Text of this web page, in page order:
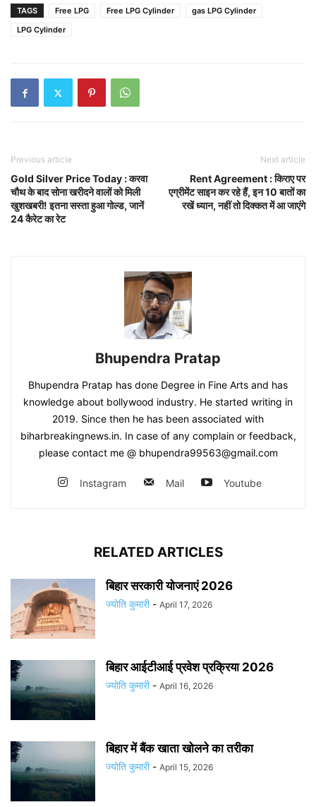
TAGS Free LPG Free LPG Cylinder
gas LPG Cylinder
LPG Cylinder
Previous article
Gold Silver Price Today : करवा
चौथ के बाद सोना खरीदने वालों को मिली
खुशखबरी! इतना सस्ता हुआ गोल्ड, जानें
24 कैरेट का रेट
Next article
Rent Agreement : किराए पर
एग्रीमेंट साइन कर रहे हैं, इन 10 बातों का
रखें ध्यान, नहीं तो दिक्कत में आ जाएंगे
Bhupendra Pratap
Bhupendra Pratap has done Degree in Fine Arts and has
knowledge about bollywood industry. He started writing in
2019. Since then he has been associated with
biharbreakingnews.in. In case of any complain or feedback,
please contact me @ bhupendra99563@gmail.com
Instagram Mail Youtube
RELATED ARTICLES
बिहार सरकारी योजनाएं 2026
ज्योति कुमारी - April 17, 2026
बिहार आईटीआई प्रवेश प्रक्रिया 2026
ज्योति कुमारी - April 16, 2026
बिहार में बैंक खाता खोलने का तरीका
ज्योति कुमारी - April 15, 2026